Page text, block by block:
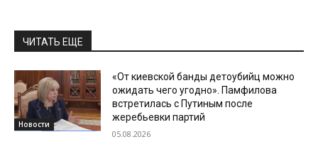
ЧИТАТЬ ЕЩЕ
Новости
«От киевской банды детоубийц можно
ожидать чего угодно». Памфилова
встретилась с Путиным после
жеребьевки партий
05.08.2026